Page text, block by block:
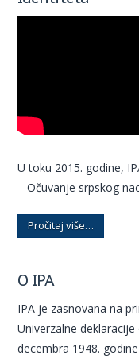
U toku 2015. godine,
– Očuvanje srpskog
Pročitaj više…
O IPA
IPA je zasnovana na
Univerzalne
decembra 1948.